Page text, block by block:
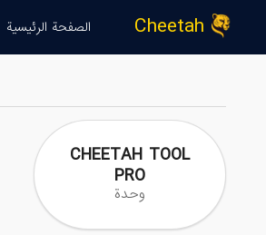
Cheetah الصفحة الرئيسية
CHEETAH TOOL
PRO
وحدة